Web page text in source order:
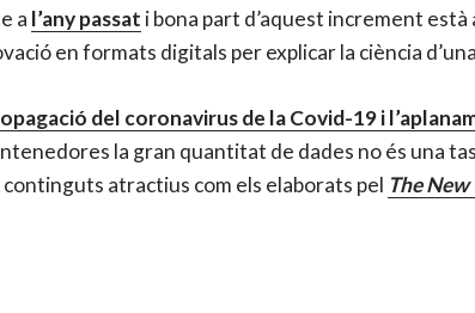
a l’any passat i bona part d’aquest increment està
en formats digitals per explicar la ciència
del coronavirus de la Covid-19 i
la gran quantitat de dades no és una
atractius com els elaborats pel The